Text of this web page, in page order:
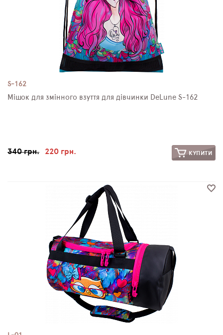
S-162
Мішок для змінного взуття для дівчинки DeLune S-162
340 грн. 220 грн. КУПИТИ